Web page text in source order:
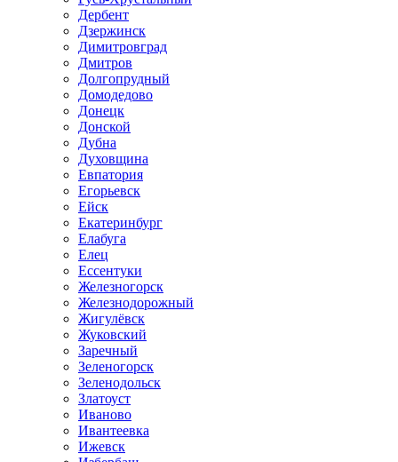
Дербент
Дзержинск
Димитровград
Дмитров
Долгопрудный
Домодедово
Донецк
Донской
Дубна
Духовщина
Евпатория
Егорьевск
Ейск
Екатеринбург
Елабуга
Елец
Ессентуки
Железногорск
Железнодорожный
Жигулёвск
Жуковский
Заречный
Зеленогорск
Зеленодольск
Златоуст
Иваново
Ивантеевка
Ижевск